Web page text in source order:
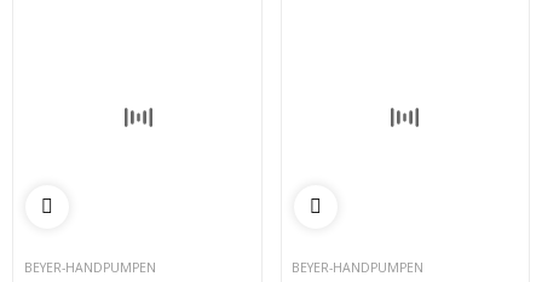
BEYER-HANDPUMPEN BEYER-HANDPUMPEN